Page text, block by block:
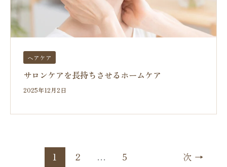
ヘアケア
サロンケアを長持ちさせるホームケア
2025年12月2日
1 2 … 5 次 →